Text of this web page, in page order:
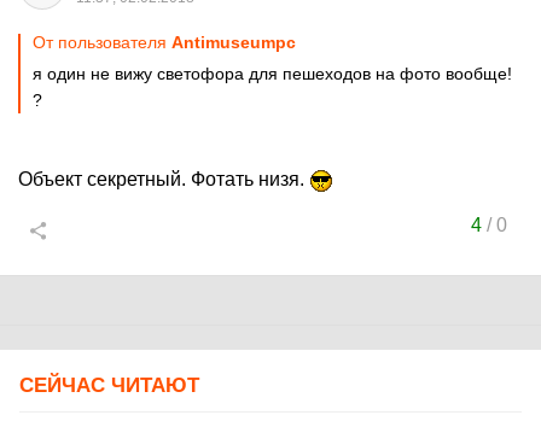
От пользователя Antimuseumpc
я один не вижу светофора для пешеходов на фото вообще!
?
Объект секретный. Фотать низя.
4/0
СЕЙЧАС ЧИТАЮТ